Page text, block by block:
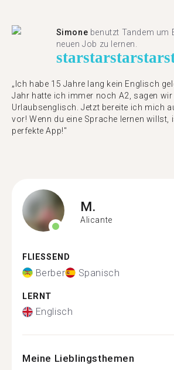
Simone benutzt Tandem um
neuen Job zu lernen.
starstarstarstar
„Ich habe 15 Jahre lang kein Englisch
Jahr hatte ich immer noch A2, sagen wir
Urlaubsenglisch. Jetzt bereite ich mich
vor! Wenn du eine Sprache lernen willst,
perfekte App!"
M.
Alicante
FLIESSEND
Berber Spanisch
LERNT
Englisch
Meine Lieblingsthemen